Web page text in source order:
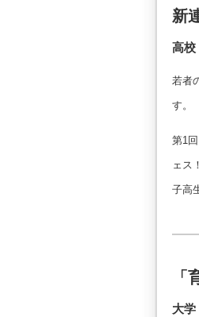
新
高校
若者
す。
第1
ェス
子高
大学